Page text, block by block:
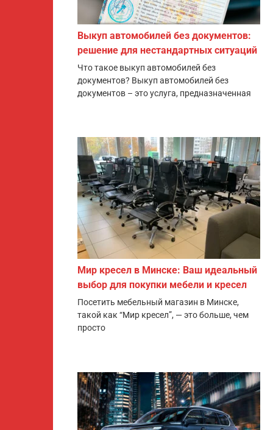
Выкуп автомобилей без документов:
решение для нестандартных ситуаций
Что такое выкуп автомобилей без
документов? Выкуп автомобилей без
документов – это услуга, предназначенная
Мир кресел в Минске: Ваш идеальный
выбор для покупки мебели и кресел
Посетить мебельный магазин в Минске,
такой как “Мир кресел”, — это больше, чем
просто